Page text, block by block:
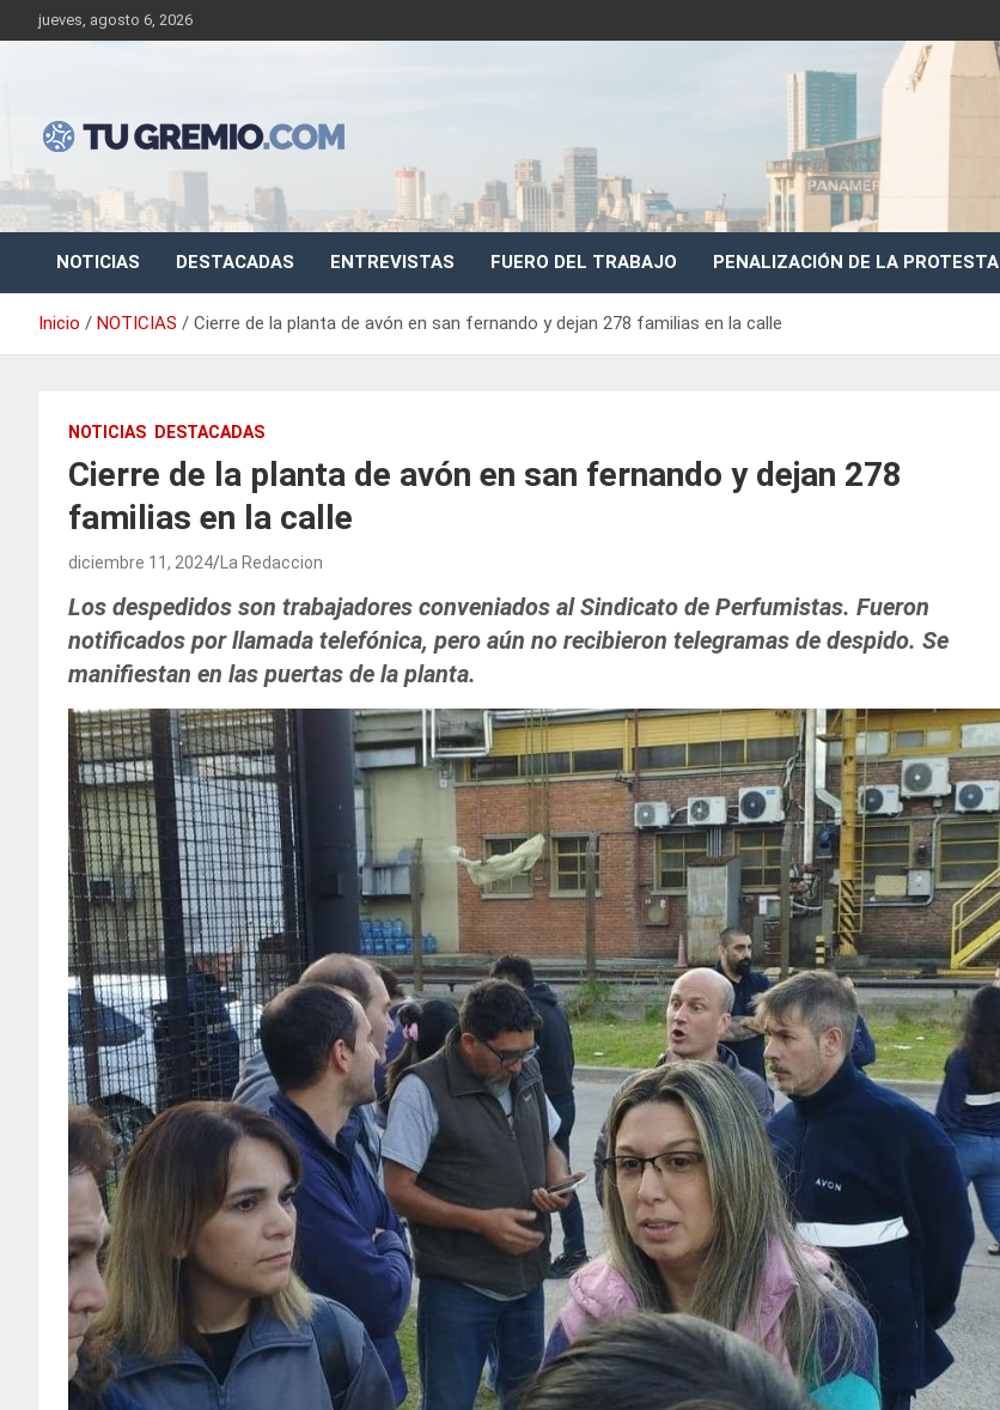
Saltar
al
jueves, agosto 6, 2026
Tu Gremio
Sitio de noticias gremiales – laborales
NOTICIAS DESTACADAS ENTREVISTAS FUERO DEL TRABAJO PENALIZACIÓN DE LA PROTESTA
Inicio NOTICIAS Cierre de la planta de avón en san fernando y dejan 278 familias en la calle
NOTICIAS DESTACADAS
Cierre de la planta de avón en san fernando y dejan 278
familias en la calle
diciembre 11, 2024 La Redaccion
Los despedidos son trabajadores conveniados al Sindicato de Perfumistas. Fueron
notificados por llamada telefónica, pero aún no recibieron telegramas de despido. Se
manifiestan en las puertas de la planta.